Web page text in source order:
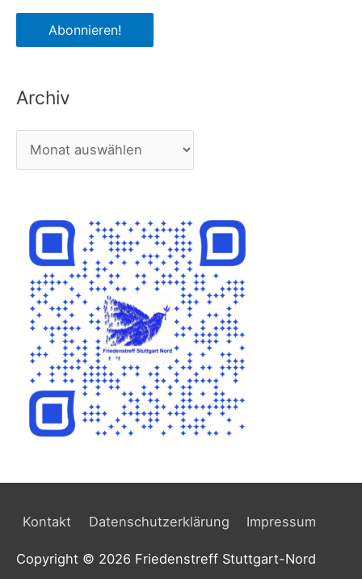
Archiv
r
Kontakt Datenschutzerklärung Impressum
Copyright © 2026 Friedenstreff Stuttgart-Nord